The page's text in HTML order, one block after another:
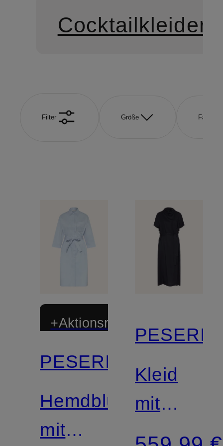
Cocktailkleider
Filter Größe Farbe
+Aktionsrabatt
PESERICO
Hemdblusenkleid
mit
Kleid
mit